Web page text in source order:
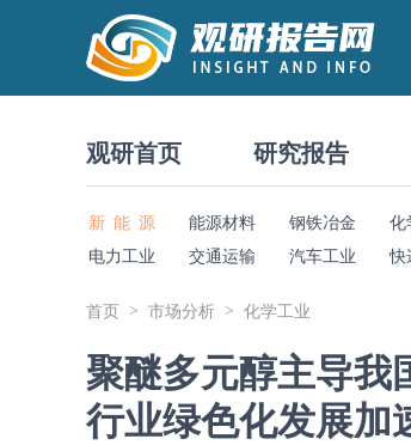
观研首页 研究报告
新 能 源 能源材料 钢铁冶金 化
电力工业
交通运输 汽车工业 快
首页 市场分析 化学工业
聚醚多元醇主导我
行业绿色化发展加